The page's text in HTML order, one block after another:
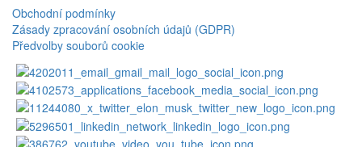
Obchodní podmínky
Zásady zpracování osobních údajů (GDPR)
Předvolby souborů cookie